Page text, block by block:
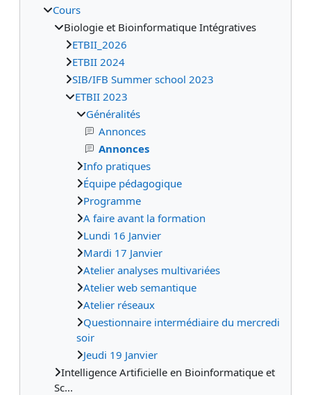
Cours
Biologie et Bioinformatique Intégratives
ETBII_2026
ETBII 2024
SIB/IFB Summer school 2023
ETBII 2023
Généralités
Annonces
Annonces
Info pratiques
Équipe pédagogique
Programme
A faire avant la formation
Lundi 16 Janvier
Mardi 17 Janvier
Atelier analyses multivariées
Atelier web semantique
Atelier réseaux
Questionnaire intermédiaire du mercredi
soir
Jeudi 19 Janvier
Intelligence Artificielle en Bioinformatique et
Sc...